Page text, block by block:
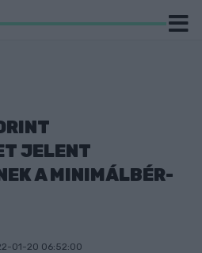
JELENT
A MINIMÁLBÉR-
01-20 06:52:00